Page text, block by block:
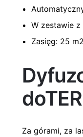
W zestawie z
Zasięg: 25 m2
Za górami, za